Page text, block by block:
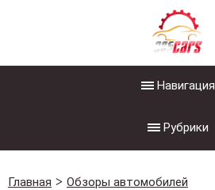
Навигация
Рубрики
Главная Обзоры автомобилей